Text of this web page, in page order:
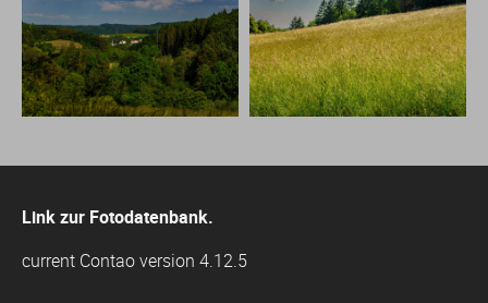
Link zur Fotodatenbank.
current Contao version 4.12.5